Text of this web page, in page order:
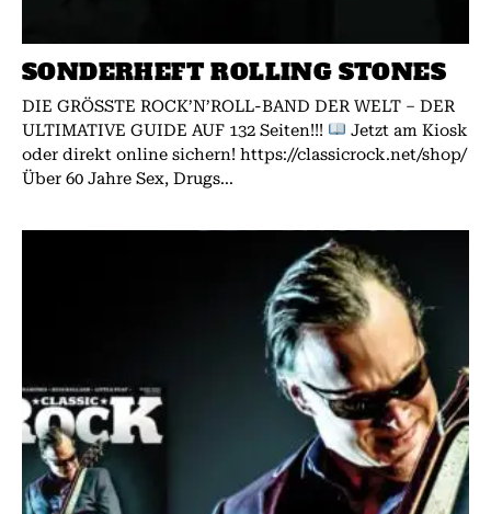
SONDERHEFT ROLLING STONES
DIE GRÖSSTE ROCK’N’ROLL-BAND DER WELT – DER
ULTIMATIVE GUIDE AUF 132 Seiten!!!
Jetzt am Kiosk
oder direkt online sichern! https://classicrock.net/shop/
Über 60 Jahre Sex, Drugs...